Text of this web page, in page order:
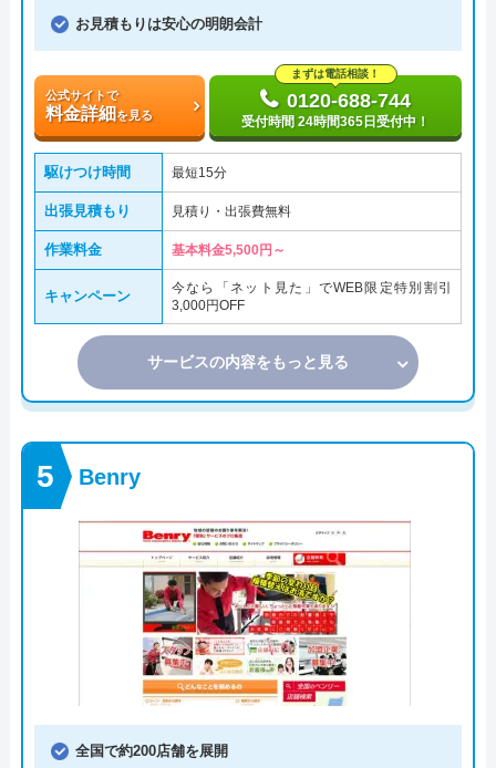
お見積もりは安心の明朗会計
公式サイトで
料金詳細を見る
まずは電話相談！
0120-688-744
受付時間 24時間365日受付中！
駆けつけ時間 最短15分
出張見積もり 見積り・出張費無料
作業料金 基本料金5,500円～
キャンペーン
今なら「ネット見た」でWEB限定特別割引
3,000円OFF
サービスの内容をもっと見る
Benry
全国で約200店舗を展開